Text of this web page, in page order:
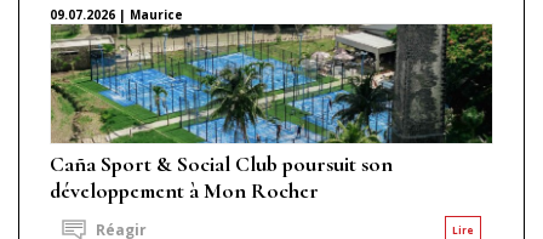
09.07.2026 | Maurice
Caña Sport & Social Club poursuit son
développement à Mon Rocher
Lire
Réagir